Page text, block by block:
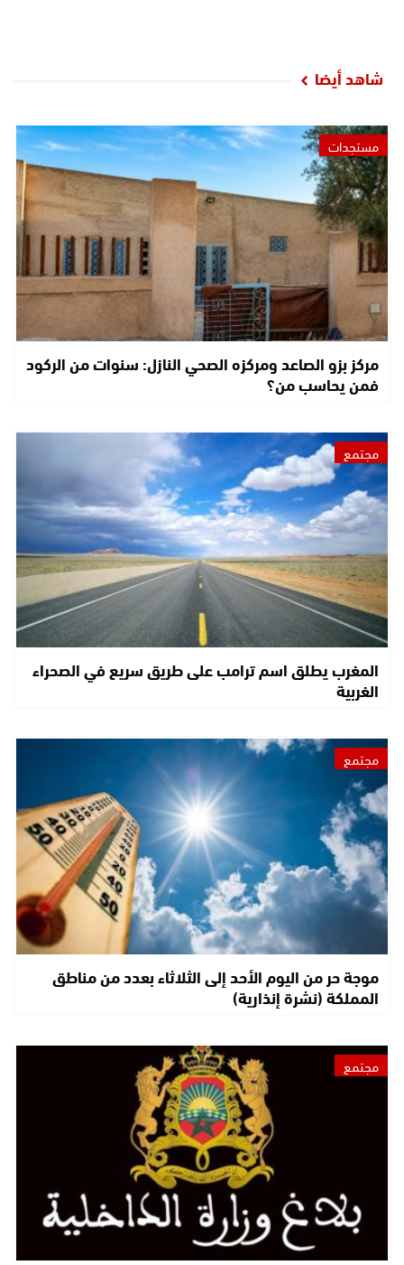
شاهد أيضا
مستجدات
مركز بزو الصاعد ومركزه الصحي النازل: سنوات من الركود
فمن يحاسب من؟
مجتمع
المغرب يطلق اسم ترامب على طريق سريع في الصحراء
الغربية
مجتمع
موجة حر من اليوم الأحد إلى الثلاثاء بعدد من مناطق
المملكة (نشرة إنذارية)
مجتمع